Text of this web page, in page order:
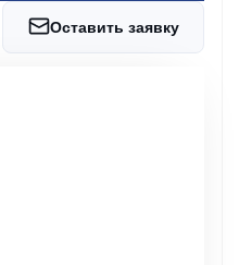
Оставить заявку